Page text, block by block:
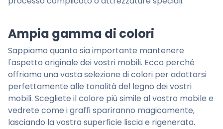
Ampia gamma di colori
Sappiamo quanto sia importante mantenere
l'aspetto originale dei vostri mobili. Ecco perché
offriamo una vasta selezione di colori per adattarsi
perfettamente alle tonalità del legno dei vostri
mobili. Scegliete il colore più simile al vostro mobile e
vedrete come i graffi spariranno magicamente,
lasciando la vostra superficie liscia e rigenerata.